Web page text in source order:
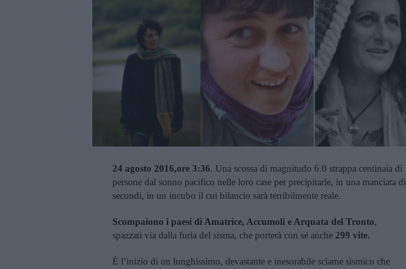
24 agosto 2016,ore 3:36. Una scossa di magnitudo 6.0 strappa centinaia di
persone dal sonno pacifico nelle loro case per precipitarle, in una manciata di
secondi, in un incubo il cui bilancio sarà terribilmente reale.
Scompaiono i paesi di Amatrice, Accumoli e Arquata del Tronto,
spazzati via dalla furia del sisma, che porterà con sé anche 299 vite.
È l’inizio di un lunghissimo, devastante e inesorabile sciame sismico che